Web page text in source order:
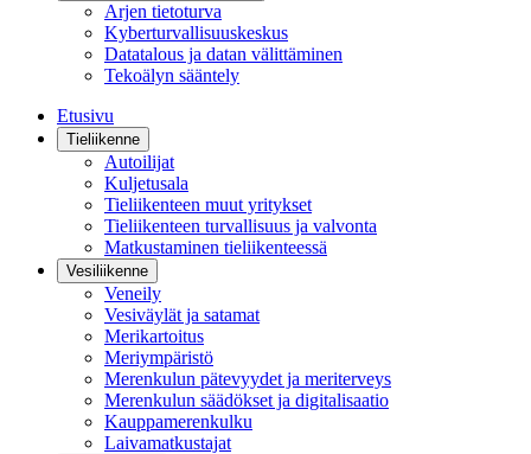
Arjen tietoturva
Kyberturvallisuuskeskus
Datatalous ja datan välittäminen
Tekoälyn sääntely
Etusivu
Tieliikenne
Autoilijat
Kuljetusala
Tieliikenteen muut yritykset
Tieliikenteen turvallisuus ja valvonta
Matkustaminen tieliikenteessä
Vesiliikenne
Veneily
Vesiväylät ja satamat
Merikartoitus
Meriympäristö
Merenkulun pätevyydet ja meriterveys
Merenkulun säädökset ja digitalisaatio
Kauppamerenkulku
Laivamatkustajat